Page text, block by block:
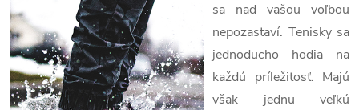
sa nad vašou voľbou
nepozastaví. Tenisky sa
jednoducho hodia na
každú príležitosť. Majú
však jednu veľkú